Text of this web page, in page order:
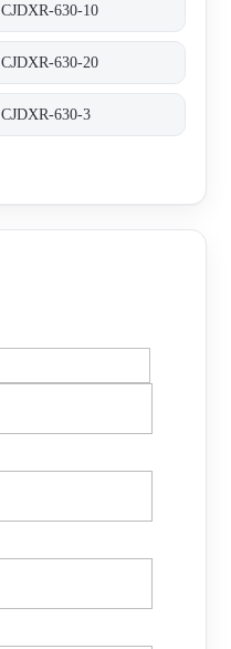
CJDXR-630-10
CJDXR-630-20
CJDXR-630-3